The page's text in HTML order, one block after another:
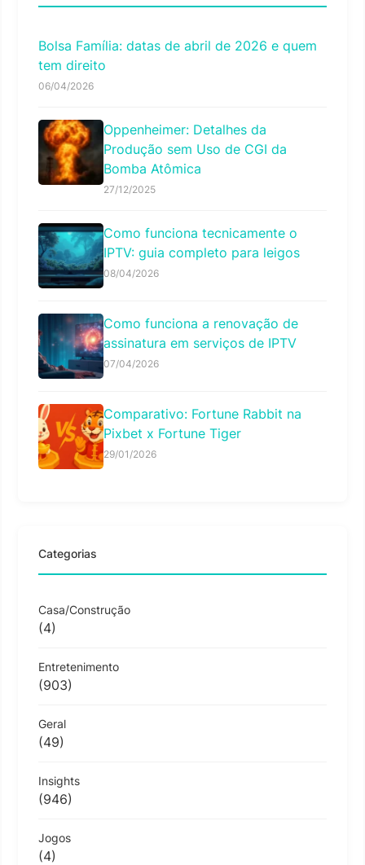
Bolsa Família: datas de abril de 2026 e quem
tem direito
06/04/2026
Oppenheimer: Detalhes da
Produção sem Uso de CGI da
Bomba Atômica
27/12/2025
Como funciona tecnicamente o
IPTV: guia completo para leigos
08/04/2026
Como funciona a renovação de
assinatura em serviços de IPTV
07/04/2026
Comparativo: Fortune Rabbit na
Pixbet x Fortune Tiger
29/01/2026
Categorias
Casa/Construção
(4)
Entretenimento
(903)
Geral
(49)
Insights
(946)
Jogos
(4)